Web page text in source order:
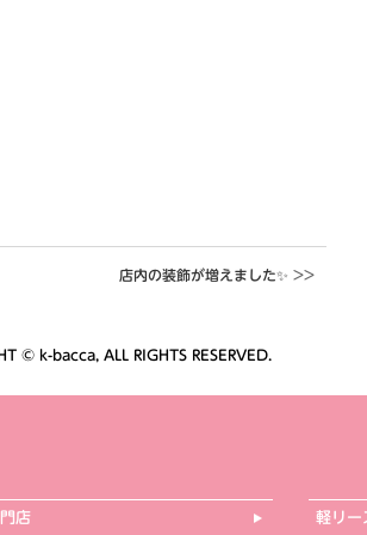
店内の装飾が増えました✨
© k-bacca, ALL RIGHTS RESERVED.
店 軽リー